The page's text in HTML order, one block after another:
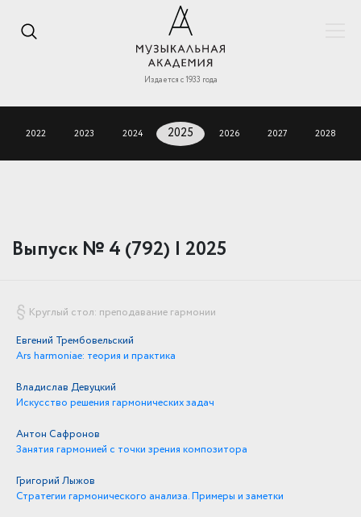
Издается с 1933 года
2022 2023 2024 2025 2026 2027 2028
Выпуск № 4 (792) | 2025
Круглый стол: преподавание гармонии
Евгений Трембовельский
Ars harmoniae: теория и практика
Владислав Девуцкий
Искусство решения гармонических задач
Антон Сафронов
Занятия гармонией с точки зрения композитора
Григорий Лыжов
Стратегии гармонического анализа. Примеры и заметки